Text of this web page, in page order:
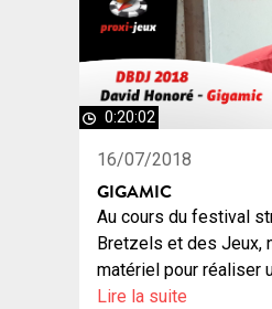
0:20:02
16/07/2018
GIGAMIC
Au cours du festival
Bretzels et des Jeux,
matériel pour réaliser
Lire la suite